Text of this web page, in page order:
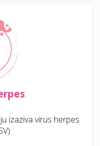
izaziva virus herpes